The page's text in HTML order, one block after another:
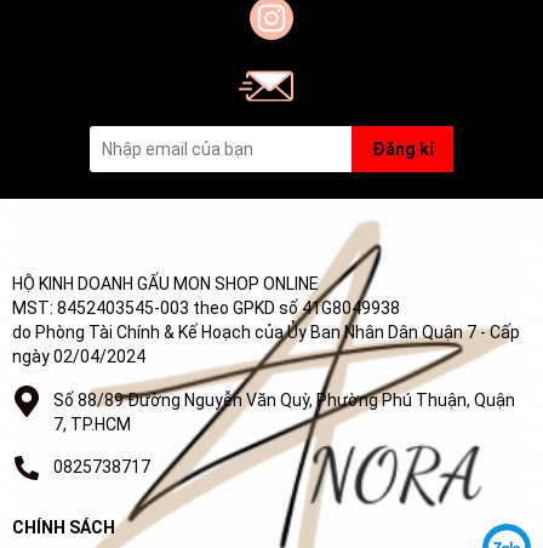
Đăng kí
HỘ KINH DOANH GẤU MON SHOP ONLINE
MST: 8452403545-003 theo GPKD số 41G8049938
do Phòng Tài Chính & Kế Hoạch của Ủy Ban Nhân Dân Quận 7 - Cấp
ngày 02/04/2024
Số 88/89 Đường Nguyễn Văn Quỳ, Phường Phú Thuận, Quận
7, TP.HCM
0825738717
CHÍNH SÁCH